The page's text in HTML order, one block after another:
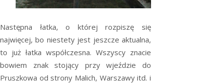
Następna łatka, o której rozpiszę się
najwięcej, bo niestety jest jeszcze aktualna,
to już łatka współczesna. Wszyscy znacie
bowiem znak stojący przy wjeździe do
Pruszkowa od strony Malich, Warszawy itd. i